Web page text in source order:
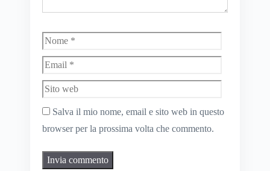
Nome
web
Salva il mio nome, email e sito web in questo
browser per la prossima volta che commento.